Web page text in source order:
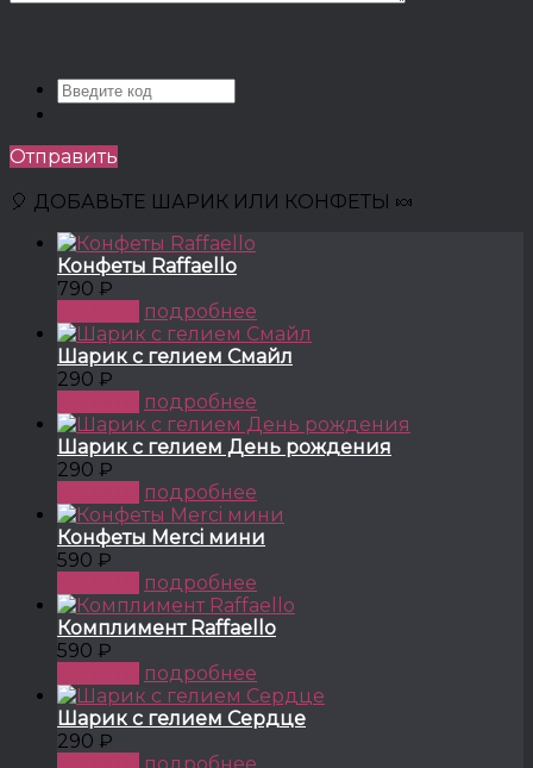
Отправить
🎈 ДОБАВЬТЕ ШАРИК ИЛИ КОНФЕТЫ 🍬
Конфеты Raffaello
790 ₽
подробнее
Шарик с гелием Смайл
290 ₽
подробнее
Шарик с гелием День рождения
290 ₽
подробнее
Конфеты Merci мини
590 ₽
подробнее
Комплимент Raffaello
590 ₽
подробнее
Шарик с гелием Сердце
290 ₽
подробнее